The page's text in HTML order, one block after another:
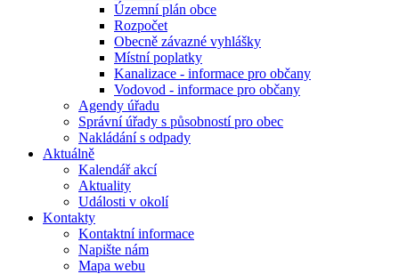
Územní plán obce
Rozpočet
Obecně závazné vyhlášky
Místní poplatky
Kanalizace - informace pro občany
Vodovod - informace pro občany
Agendy úřadu
Správní úřady s působností pro obec
Nakládání s odpady
Aktuálně
Kalendář akcí
Aktuality
Události v okolí
Kontakty
Kontaktní informace
Napište nám
Mapa webu